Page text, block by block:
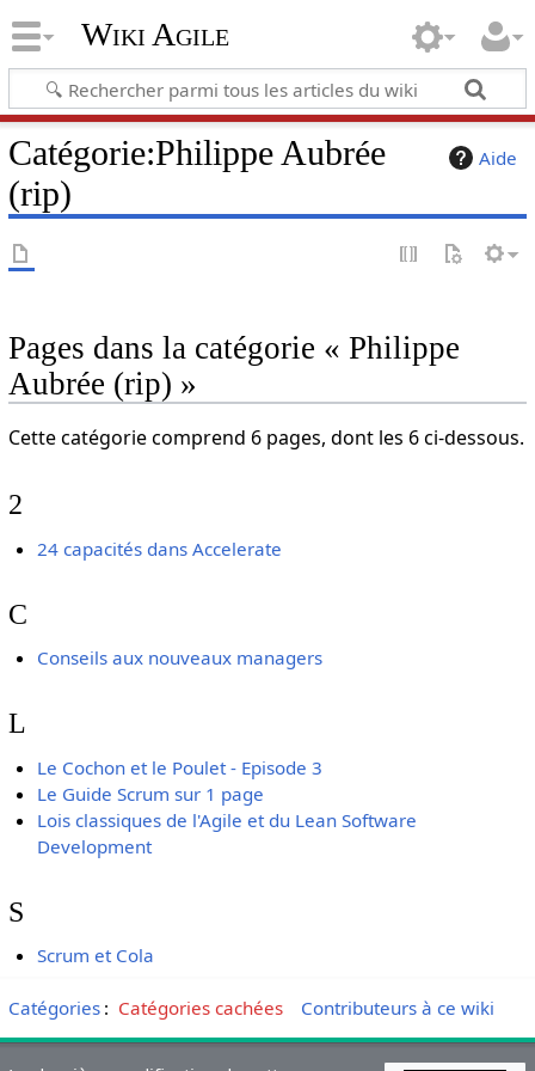
Wiki Agile
Aide
Catégorie:Philippe Aubrée
(rip)
Pages dans la catégorie « Philippe
Aubrée (rip) »
Cette catégorie comprend 6 pages, dont les 6 ci-dessous.
2
24 capacités dans Accelerate
C
Conseils aux nouveaux managers
L
Le Cochon et le Poulet - Episode 3
Le Guide Scrum sur 1 page
Lois classiques de l'Agile et du Lean Software
Development
S
Scrum et Cola
Catégories: Catégories cachées Contributeurs à ce wiki